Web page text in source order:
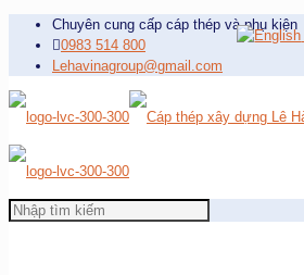
Chuyên cung cấp cáp thép và phụ kiện
0983 514 800
Lehavinagroup@gmail.com